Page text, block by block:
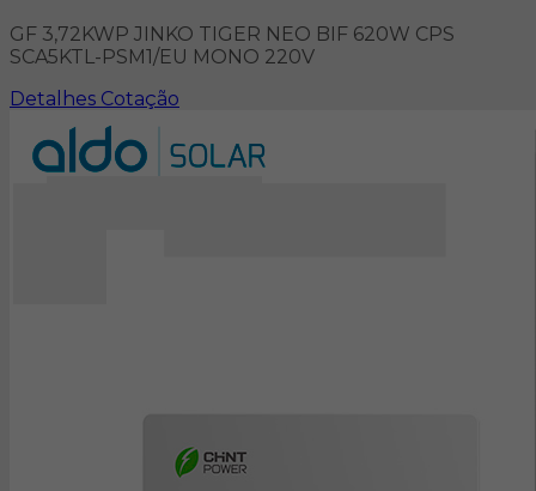
GF 3,72KWP JINKO TIGER NEO BIF 620W CPS
SCA5KTL-PSM1/EU MONO 220V
Detalhes Cotação